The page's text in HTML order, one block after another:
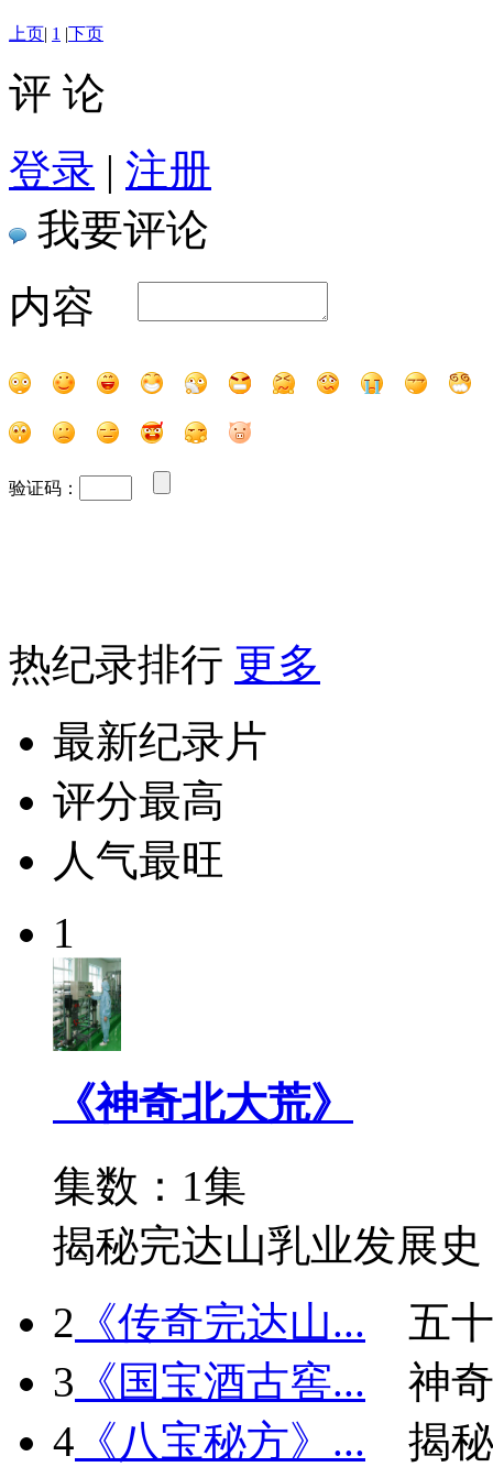
上页| 1 |下页
评 论
登录 | 注册
我要评论
内容
验证码：
热纪录排行 更多
最新纪录片
评分最高
人气最旺
1
《神奇北大荒》
集数：1集
揭秘完达山乳业发展史
2 《传奇完达山...
五
3 《国宝酒古窖...
神
4 《八宝秘方》...
揭